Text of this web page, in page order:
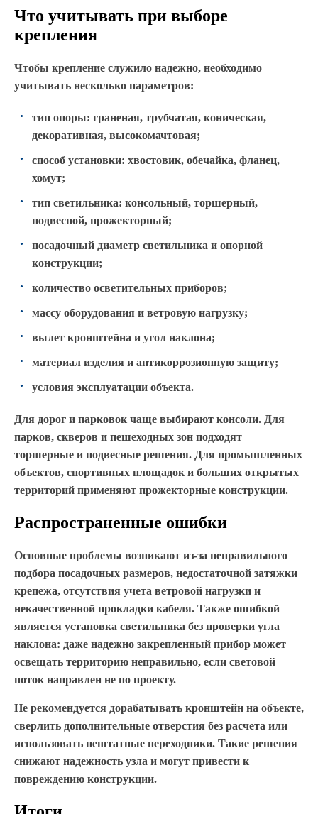
Что учитывать при выборе
крепления
Чтобы крепление служило надежно, необходимо
учитывать несколько параметров:
тип опоры: граненая, трубчатая, коническая,
декоративная, высокомачтовая;
способ установки: хвостовик, обечайка, фланец,
хомут;
тип светильника: консольный, торшерный,
подвесной, прожекторный;
посадочный диаметр светильника и опорной
конструкции;
количество осветительных приборов;
массу оборудования и ветровую нагрузку;
вылет кронштейна и угол наклона;
материал изделия и антикоррозионную защиту;
условия эксплуатации объекта.
Для дорог и парковок чаще выбирают консоли. Для
парков, скверов и пешеходных зон подходят
торшерные и подвесные решения. Для промышленных
объектов, спортивных площадок и больших открытых
территорий применяют прожекторные конструкции.
Распространенные ошибки
Основные проблемы возникают из-за неправильного
подбора посадочных размеров, недостаточной затяжки
крепежа, отсутствия учета ветровой нагрузки и
некачественной прокладки кабеля. Также ошибкой
является установка светильника без проверки угла
наклона: даже надежно закрепленный прибор может
освещать территорию неправильно, если световой
поток направлен не по проекту.
Не рекомендуется дорабатывать кронштейн на объекте,
сверлить дополнительные отверстия без расчета или
использовать нештатные переходники. Такие решения
снижают надежность узла и могут привести к
повреждению конструкции.